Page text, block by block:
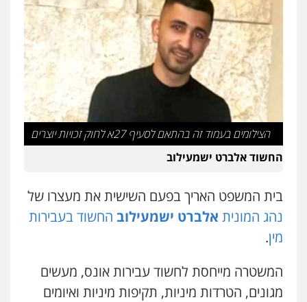
עו"ד עידית שינו-אמיתי
פלילי עורכי דין לענייני אסירים פשיעה
חמורה מעצרים וחקירות
0507587013
עו"ד אביגדור פלדמן
זכויות אדם אזרחי
0505345826
0505719060
0505555110
הצילומים בעמוד זה בהתאם לסעיף 27א לחוק זכויות יוצרים
החשוד אלברט ישמעילוב
בית המשפט האריך בפעם השישית את מעצרו של
נהג המונית אלברט ישמעילוב החשוד בעבירות
מין.
המשטרה מייחסת לחשוד עבירות אונס, מעשים
מגונים, הטרדות מיניות, תקיפות מיניות ואיומים